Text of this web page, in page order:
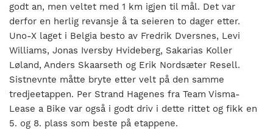
godt an, men veltet med 1 km igjen til mål. Det var
derfor en herlig revansje å ta seieren to dager etter.
Uno-X laget i Belgia besto av Fredrik Dversnes, Levi
Williams, Jonas Iversby Hvideberg, Sakarias Koller
Løland, Anders Skaarseth og Erik Nordsæter Resell.
Sistnevnte måtte bryte etter velt på den samme
tredjeetappen. Per Strand Hagenes fra Team Visma-
Lease a Bike var også i godt driv i dette rittet og fikk en
5. og 8. plass som beste på etappene.